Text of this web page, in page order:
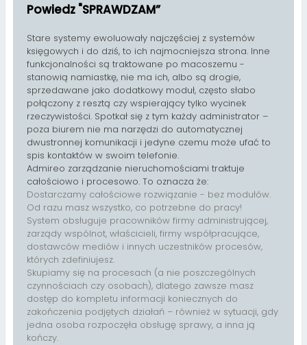
Powiedz "SPRAWDZAM”
Stare systemy ewoluowały najczęściej z systemów
księgowych i do dziś, to ich najmocniejsza strona. Inne
funkcjonalności są traktowane po macoszemu -
stanowią namiastkę, nie ma ich, albo są drogie,
sprzedawane jako dodatkowy moduł, często słabo
połączony z resztą czy wspierający tylko wycinek
rzeczywistości. Spotkał się z tym każdy administrator –
poza biurem nie ma narzędzi do automatycznej
dwustronnej komunikacji i jedyne czemu może ufać to
spis kontaktów w swoim telefonie.
Admireo zarządzanie nieruchomościami traktuje
całościowo i procesowo. To oznacza że:
Dostarczamy całościowe rozwiązanie - bez modułów.
Od razu masz wszystko, co potrzebne do pracy!
System obsługuje pracowników firmy administrującej,
zarządy wspólnot, właścicieli, firmy współpracujące,
dostawców mediów i innych uczestników procesów,
których zdefiniujesz.
Skupiamy się na procesach (a nie poszczególnych
czynnościach czy osobach), dlatego zawsze masz
dostęp do kompletu informacji koniecznych do
zakończenia podjętych działań – również w sytuacji, gdy
jedna osoba rozpoczęła obsługę sprawy, a inna ją
kończy.